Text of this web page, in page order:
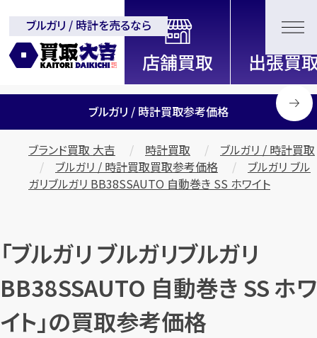
全国2200店舗以上展開中！ 信頼と実績の買取専門店「買取大
吉」
ブルガリ / 時計を売るなら
ブルガリ / 時計買取参考価格
ブランド買取 大吉 時計買取
ブルガリ / 時計買取
ブルガリ / 時計買取買取参考価格
ブルガリ ブル
ガリブルガリ BB38SSAUTO 自動巻き SS ホワイト
「ブルガリ ブルガリブルガリ
BB38SSAUTO 自動巻き SS ホワ
イト」の買取参考価格